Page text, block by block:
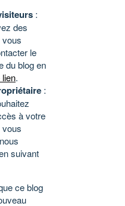
:
des
vous
le
du blog en
.
:
à votre
vous
suivant
ce blog